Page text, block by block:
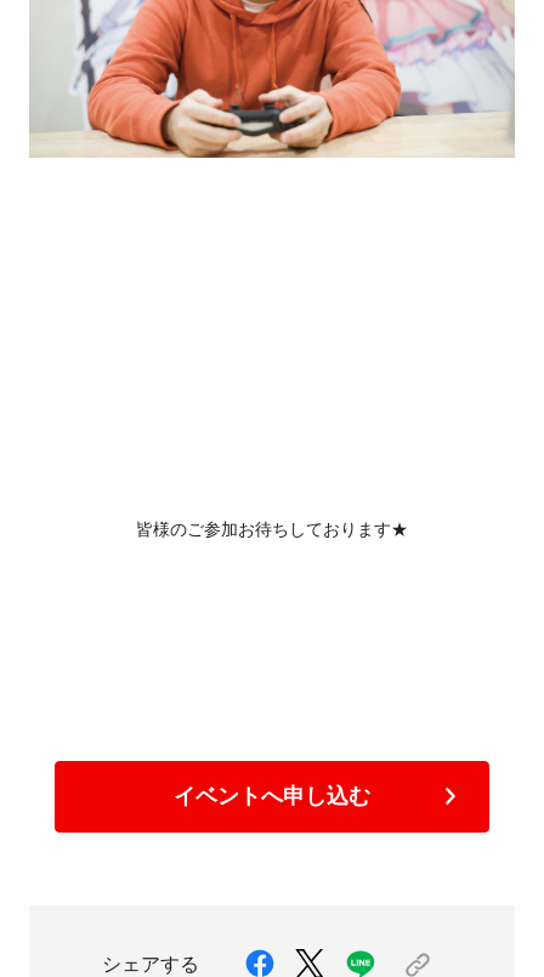
皆様のご参加お待ちしております★
イベントへ申し込む
シェアする